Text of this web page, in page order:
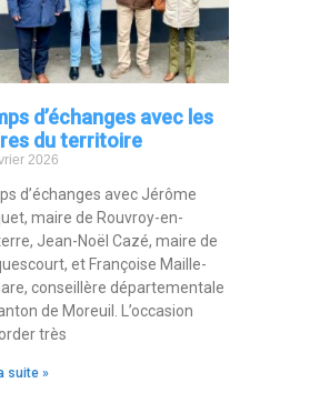
d’échanges avec les
du territoire
2026
d’échanges avec Jérôme
maire de Rouvroy-en-
Jean-Noël Cazé, maire de
et Françoise Maille-
conseillère départementale
de Moreuil. L’occasion
très
suite »